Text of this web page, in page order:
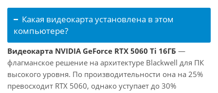
Какая видеокарта установлена в этом
компьютере?
Видеокарта NVIDIA GeForce RTX 5060 Ti 16ГБ —
флагманское решение на архитектуре Blackwell для ПК
высокого уровня. По производительности она на 25%
превосходит RTX 5060, однако уступает до 30%